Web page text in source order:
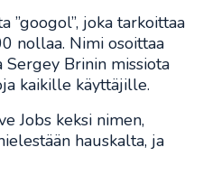
”googol”, joka tarkoittaa
nollaa. Nimi osoittaa
Brinin missiota
kaikille käyttäjille.
Jobs keksi nimen,
hauskalta, ja